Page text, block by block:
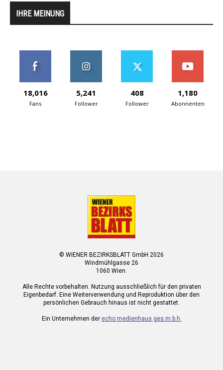
IHRE MEINUNG
18,016
Fans
5,241
Follower
408
Follower
1,180
Abonnenten
© WIENER BEZIRKSBLATT GmbH 2026
Windmühlgasse 26
1060 Wien.
Alle Rechte vorbehalten. Nutzung ausschließlich für den privaten
Eigenbedarf. Eine Weiterverwendung und Reproduktion über den
persönlichen Gebrauch hinaus ist nicht gestattet.
Ein Unternehmen der echo medienhaus ges.m.b.h.